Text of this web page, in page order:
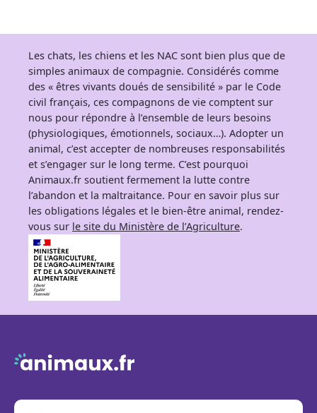
Les chats, les chiens et les NAC sont bien plus que de
simples animaux de compagnie. Considérés comme
des « êtres vivants doués de sensibilité » par le Code
civil français, ces compagnons de vie comptent sur
nous pour répondre à l’ensemble de leurs besoins
(physiologiques, émotionnels, sociaux…). Adopter un
animal, c’est accepter de nombreuses responsabilités
et s’engager sur le long terme. C’est pourquoi
Animaux.fr soutient fermement la lutte contre
l’abandon et la maltraitance. Pour en savoir plus sur
les obligations légales et le bien-être animal, rendez-
vous sur le site du Ministère de l’Agriculture.